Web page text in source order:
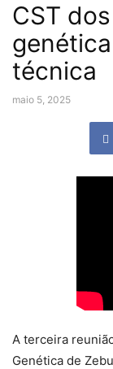
CST
técnica
maio 5, 2025
A terceira
Genética de